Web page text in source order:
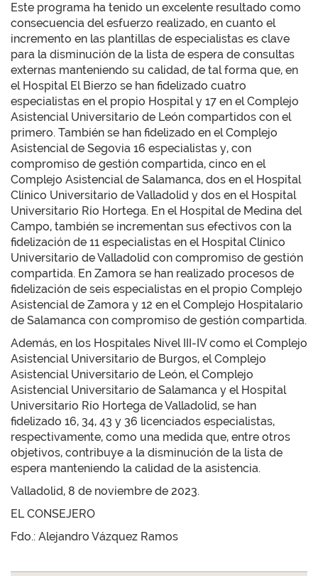
Este programa ha tenido un excelente resultado como
consecuencia del esfuerzo realizado, en cuanto el
incremento en las plantillas de especialistas es clave
para la disminución de la lista de espera de consultas
externas manteniendo su calidad, de tal forma que, en
el Hospital El Bierzo se han fidelizado cuatro
especialistas en el propio Hospital y 17 en el Complejo
Asistencial Universitario de León compartidos con el
primero. También se han fidelizado en el Complejo
Asistencial de Segovia 16 especialistas y, con
compromiso de gestión compartida, cinco en el
Complejo Asistencial de Salamanca, dos en el Hospital
Clínico Universitario de Valladolid y dos en el Hospital
Universitario Río Hortega. En el Hospital de Medina del
Campo, también se incrementan sus efectivos con la
fidelización de 11 especialistas en el Hospital Clínico
Universitario de Valladolid con compromiso de gestión
compartida. En Zamora se han realizado procesos de
fidelización de seis especialistas en el propio Complejo
Asistencial de Zamora y 12 en el Complejo Hospitalario
de Salamanca con compromiso de gestión compartida.
Además, en los Hospitales Nivel III-IV como el Complejo
Asistencial Universitario de Burgos, el Complejo
Asistencial Universitario de León, el Complejo
Asistencial Universitario de Salamanca y el Hospital
Universitario Río Hortega de Valladolid, se han
fidelizado 16, 34, 43 y 36 licenciados especialistas,
respectivamente, como una medida que, entre otros
objetivos, contribuye a la disminución de la lista de
espera manteniendo la calidad de la asistencia.
Valladolid, 8 de noviembre de 2023.
EL CONSEJERO
Fdo.: Alejandro Vázquez Ramos